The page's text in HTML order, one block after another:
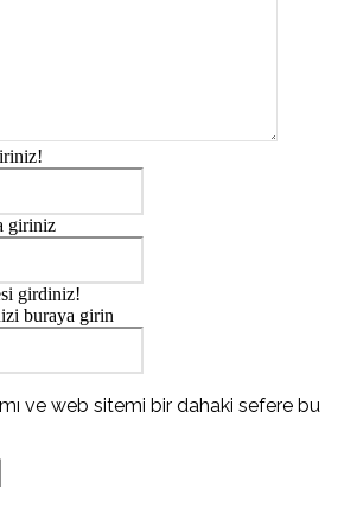
giriniz
girdiniz!
buraya girin
ve web sitemi bir dahaki sefere bu